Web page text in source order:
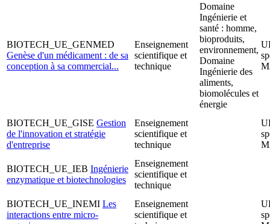
BIOTECH_UE_GENMED
Genèse d'un médicament : de sa
conception à sa commercial...
Enseignement
scientifique et
technique
Domaine
Ingénierie et
santé : homme,
bioproduits,
environnement,
Domaine
Ingénierie des
aliments,
biomolécules et
énergie
BIOTECH_UE_GISE Gestion
de l'innovation et stratégie
d'entreprise
Enseignement
scientifique et
technique
BIOTECH_UE_IEB Ingénierie
enzymatique et biotechnologies
Enseignement
scientifique et
technique
BIOTECH_UE_INEMI Les
interactions entre micro-
Enseignement
scientifique et